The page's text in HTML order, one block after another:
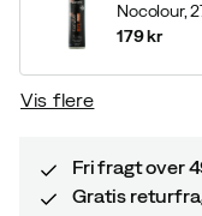
Nocolour,
179 kr
Vis flere
Fri fragt over
Gratis